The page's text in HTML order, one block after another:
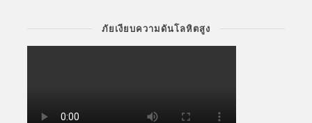
ภัยเงียบความดันโลหิตสูง